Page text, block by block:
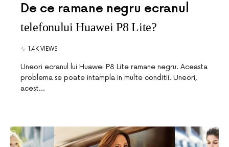
De ce ramane negru ecranul
telefonului Huawei P8 Lite?
1.4K VIEWS
Uneori ecranul lui Huawei P8 Lite ramane negru. Aceasta
problema se poate intampla in multe conditii. Uneori,
acest…